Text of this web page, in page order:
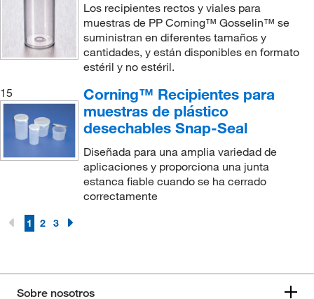
Los recipientes rectos y viales para
muestras de PP Corning™ Gosselin™ se
suministran en diferentes tamaños y
cantidades, y están disponibles en formato
estéril y no estéril.
15
Corning™ Recipientes para
muestras de plástico
desechables Snap-Seal
Diseñada para una amplia variedad de
aplicaciones y proporciona una junta
estanca fiable cuando se ha cerrado
correctamente
1 2 3
Sobre nosotros